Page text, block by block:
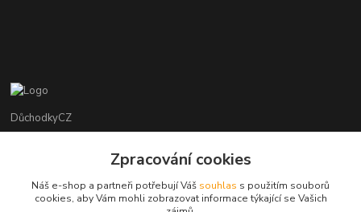
DůchodkyCZ
+420 412384749
objednavky@duchodky.cz
Zpracování cookies
Náš e-shop a partneři potřebují Váš souhlas s použitím souborů
cookies, aby Vám mohli zobrazovat informace týkající se Vašich